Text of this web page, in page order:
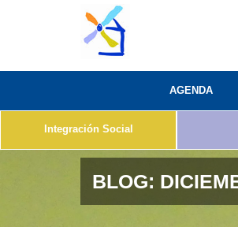
AGENDA
Integración Social
BLOG: